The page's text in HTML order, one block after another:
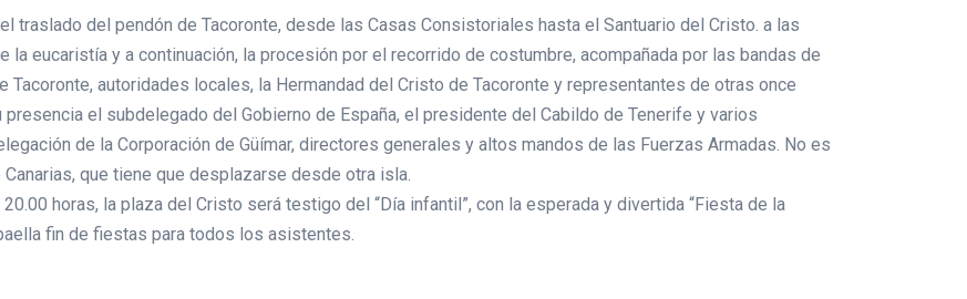
traslado del pendón de Tacoronte, desde las Casas Consistoriales hasta el Santuario del Cristo. a las
la eucaristía y a continuación, la procesión por el recorrido de costumbre, acompañada por las bandas de
Tacoronte, autoridades locales, la Hermandad del Cristo de Tacoronte y representantes de otras once
el subdelegado del Gobierno de España, el presidente del Cabildo de Tenerife y varios
de la Corporación de Güímar, directores generales y altos mandos de las Fuerzas Armadas. No es
que tiene que desplazarse desde otra isla.
horas, la plaza del Cristo será testigo del “Día infantil”, con la esperada y divertida “Fiesta de la
fin de fiestas para todos los asistentes.